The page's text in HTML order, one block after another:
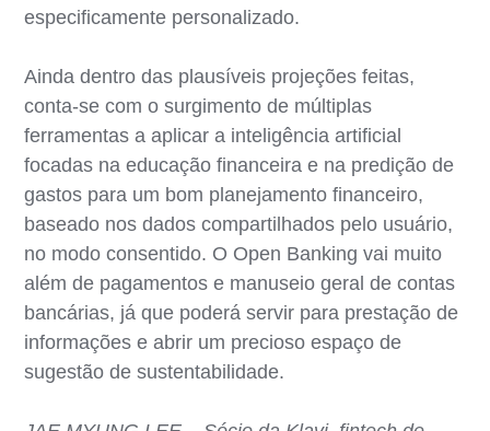
especificamente personalizado.
Ainda dentro das plausíveis projeções feitas,
conta-se com o surgimento de múltiplas
ferramentas a aplicar a inteligência artificial
focadas na educação financeira e na predição de
gastos para um bom planejamento financeiro,
baseado nos dados compartilhados pelo usuário,
no modo consentido. O Open Banking vai muito
além de pagamentos e manuseio geral de contas
bancárias, já que poderá servir para prestação de
informações e abrir um precioso espaço de
sugestão de sustentabilidade.